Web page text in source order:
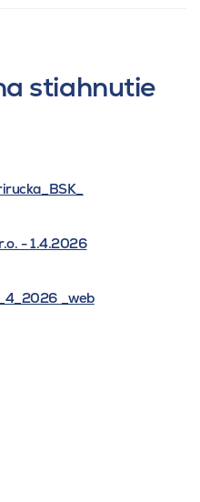
stiahnutie
- 1.4.2026
_web